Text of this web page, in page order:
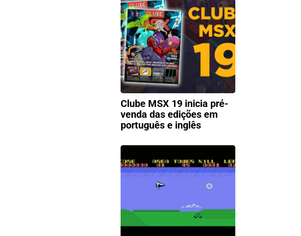
Clube MSX 19 inicia pré-
venda das edições em
português e inglês